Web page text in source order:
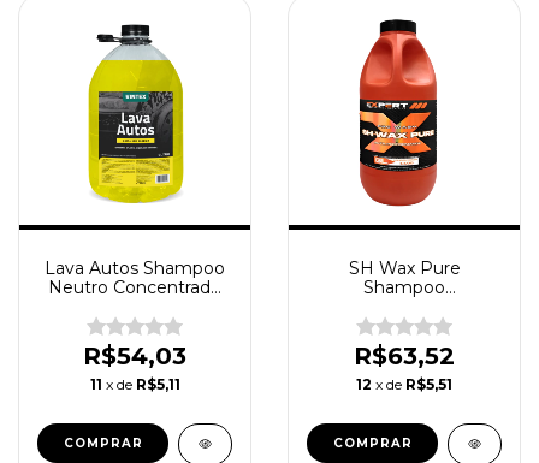
Lava Autos Shampoo
Neutro Concentrado
Vonixx 5l
R$54,03
11 x de R$5,11
SH Wax Pure
Shampoo
Com Cera Expert 3L
R$63,52
12 x de R$5,51